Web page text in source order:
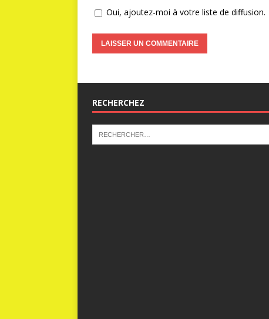
Oui, ajoutez-moi à votre liste de diffusion.
RECHERCHEZ